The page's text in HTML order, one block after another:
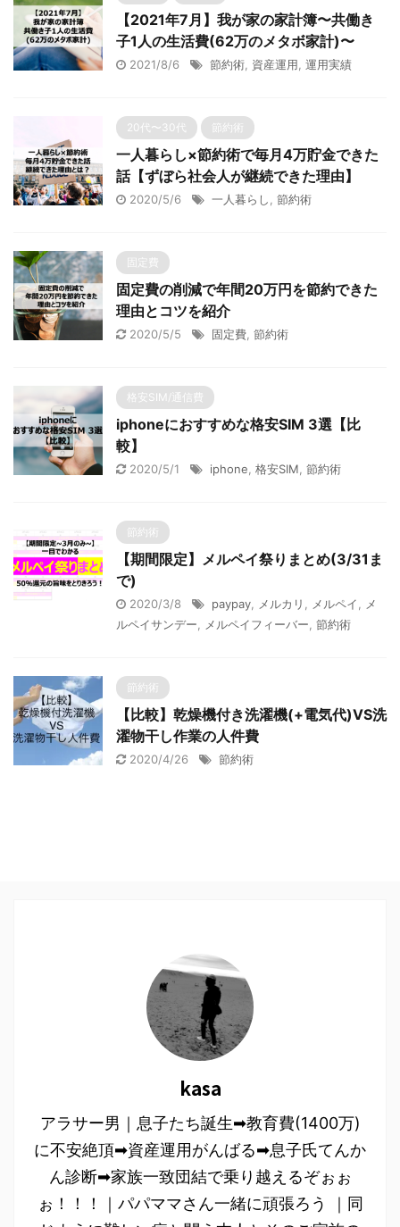
【2021年7月】我が家の家計簿〜共働き
子1人の生活費(62万のメタボ家計)〜
2021/8/6 節約術 資産運用 運用実績
20代〜30代 節約術
一人暮らし×節約術で毎月4万貯金できた
話【ずぼら社会人が継続できた理由】
2020/5/6 一人暮らし 節約術
固定費
固定費の削減で年間20万円を節約できた
理由とコツを紹介
2020/5/5 固定費 節約術
格安SIM/通信費
iphoneにおすすめな格安SIM 3選【比
較】
2020/5/1 iphone 格安SIM 節約術
節約術
【期間限定】メルペイ祭りまとめ(3/31ま
で)
2020/3/8 paypay メルカリ メルペイ
メ
ルペイサンデー
メルペイフィーバー 節約術
節約術
【比較】乾燥機付き洗濯機(+電気代)VS洗
濯物干し作業の人件費
2020/4/26 節約術
kasa
アラサー男｜息子たち誕生➡︎教育費(1400万)
に不安絶頂➡︎資産運用がんばる➡︎息子氏てんか
ん診断➡︎家族一致団結で乗り越えるぞぉぉ
ぉ！！！｜パパママさん一緒に頑張ろう ｜同